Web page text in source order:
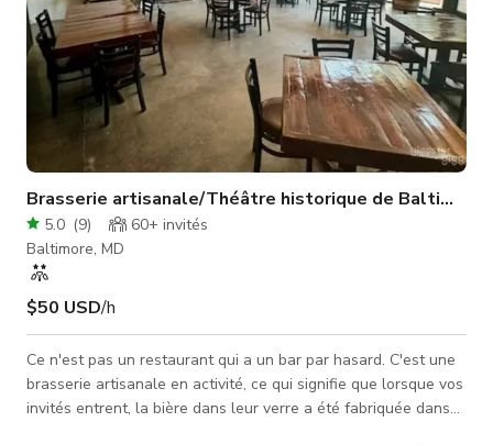
Brasserie artisanale/Théâtre historique de Baltimore/
5.0 (9) 60+ invités
Baltimore, MD
$50 USD/h
Ce n'est pas un restaurant qui a un bar par hasard. C'est une
brasserie artisanale en activité, ce qui signifie que lorsque vos
invités entrent, la bière dans leur verre a été fabriquée dans